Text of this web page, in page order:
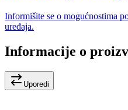
Informišite se o mogućnostima
uređaja.
Informacije o
Uporedi